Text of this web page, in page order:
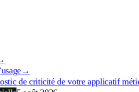
→
de criticité de votre applicatif